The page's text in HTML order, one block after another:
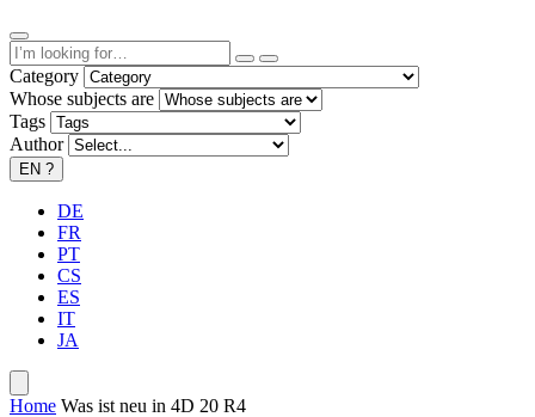
Category
Whose subjects are
Tags
Author
EN ?
DE
FR
PT
CS
ES
IT
JA
Home Was ist neu in 4D 20 R4